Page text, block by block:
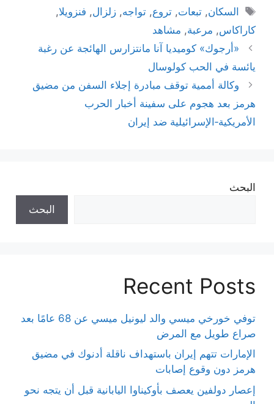
الوسوم
السكان,تبعات,تروع,تواجه,زلزال, فنزويلا,
كاراكاس, مرعبة, مشاهد
«أرجوك» كوميديا آنا مانتزارس الهائجة عن رغبة
يائسة في الحب كولوسال
وكالة أممية توقف مبادرة إجلاء السفن من مضيق
هرمز بعد هجوم على سفينة أخبار الحرب
الأمريكية‑الإسرائيلية ضد إيران
البحث
البحث
Recent Posts
توفي خورخي ميسي والد ليونيل ميسي عن 68 عامًا بعد
صراع طويل مع المرض
الإمارات تتهم إيران باستهداف ناقلة أدنوك في مضيق
هرمز دون وقوع إصابات
إعصار دولفين يعصف بأوكيناوا اليابانية قبل أن يتجه نحو